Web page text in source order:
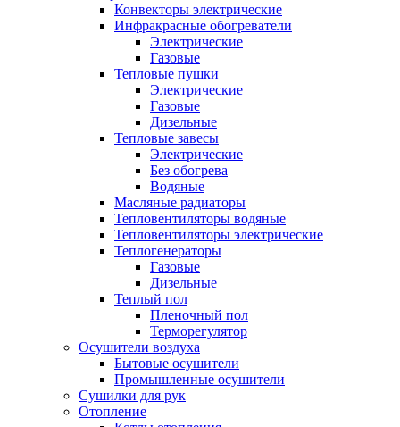
Конвекторы электрические
Инфракрасные обогреватели
Электрические
Газовые
Тепловые пушки
Электрические
Газовые
Дизельные
Тепловые завесы
Электрические
Без обогрева
Водяные
Масляные радиаторы
Тепловентиляторы водяные
Тепловентиляторы электрические
Теплогенераторы
Газовые
Дизельные
Теплый пол
Пленочный пол
Терморегулятор
Осушители воздуха
Бытовые осушители
Промышленные осушители
Сушилки для рук
Отопление